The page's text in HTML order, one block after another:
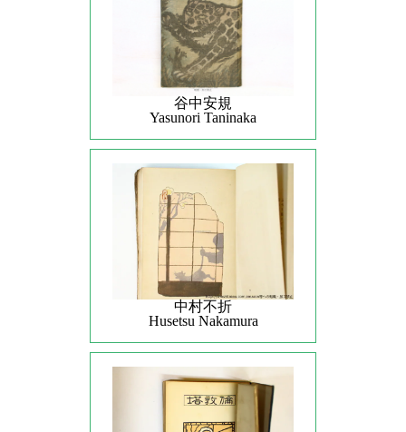
谷中安規
Yasunori Taninaka
中村不折
Husetsu Nakamura